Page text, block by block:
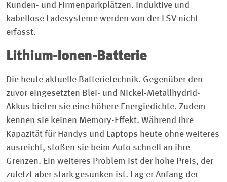
Kunden- und Firmenparkplätzen. Induktive und
kabellose Ladesysteme werden von der LSV nicht
erfasst.
Lithium-Ionen-Batterie
Die heute aktuelle Batterietechnik. Gegenüber den
zuvor eingesetzten Blei- und Nickel-Metallhydrid-
Akkus bieten sie eine höhere Energiedichte. Zudem
kennen sie keinen Memory-Effekt. Während ihre
Kapazität für Handys und Laptops heute ohne weiteres
ausreicht, stoßen sie beim Auto schnell an ihre
Grenzen. Ein weiteres Problem ist der hohe Preis, der
zuletzt aber stark gesunken ist. Lag er Anfang der